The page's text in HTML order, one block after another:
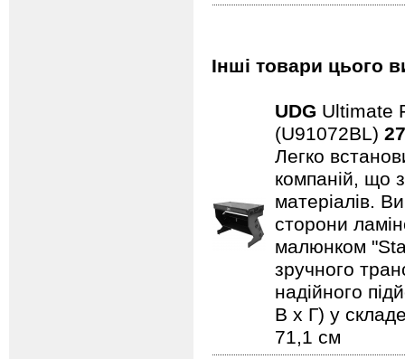
Інші товари цього
UDG Ultimate
(U91072BL)
Легко
компаній, що
матеріалів.
сторони
малюнком
зручного
надійного
В x Г) у
71,1 см